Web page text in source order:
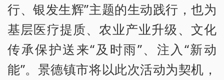
行、银发生辉”主题的生动践行，也为
基层医疗提质、农业产业升级、文化
传承保护送来“及时雨”、注入“新动
能”。景德镇市将以此次活动为契机，